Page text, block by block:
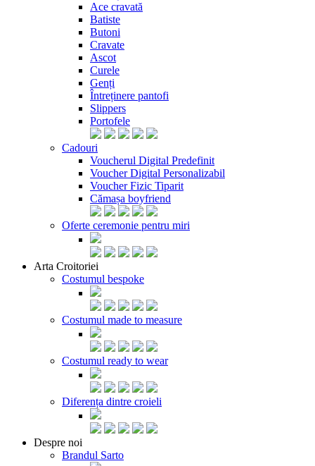
Ace cravată
Batiste
Butoni
Cravate
Ascot
Curele
Genți
Întreținere pantofi
Slippers
Portofele
Cadouri
Voucherul Digital Predefinit
Voucher Digital Personalizabil
Voucher Fizic Tiparit
Cămașa boyfriend
Oferte ceremonie pentru miri
Arta Croitoriei
Costumul bespoke
Costumul made to measure
Costumul ready to wear
Diferența dintre croieli
Despre noi
Brandul Sarto